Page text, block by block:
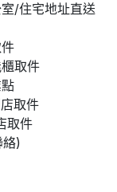
/住宅地址直送
取件
取件
取件
絡)